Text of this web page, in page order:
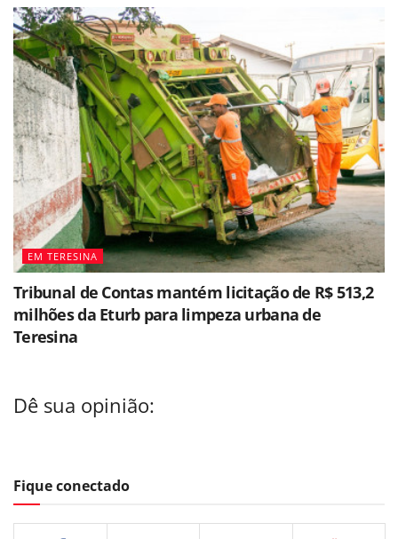
EM TERESINA
Tribunal de Contas mantém licitação de R$ 513,2
milhões da Eturb para limpeza urbana de
Teresina
Dê sua opinião:
Fique conectado